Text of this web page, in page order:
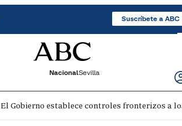
Suscríbete a ABC
NacionalSevilla
El Gobierno establece controles fronterizos a